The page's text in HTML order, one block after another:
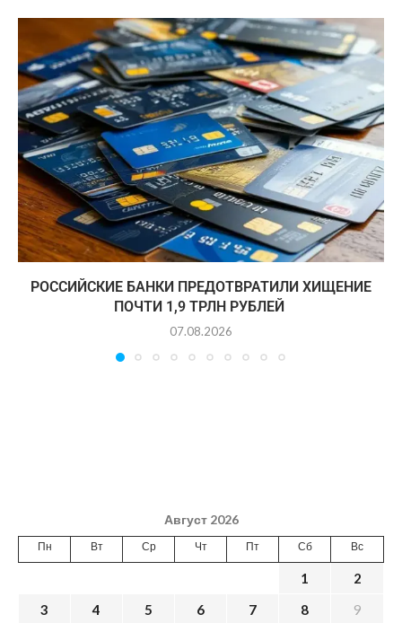
РОССИЙСКИЕ БАНКИ ПРЕДОТВРАТИЛИ ХИЩЕНИЕ
ПОЧТИ 1,9 ТРЛН РУБЛЕЙ
07.08.2026
Август 2026
Пн Вт Ср Чт Пт Сб Вс
1
2
3
4 5 6 7 8
9